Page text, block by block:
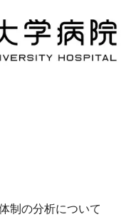
制の分析について